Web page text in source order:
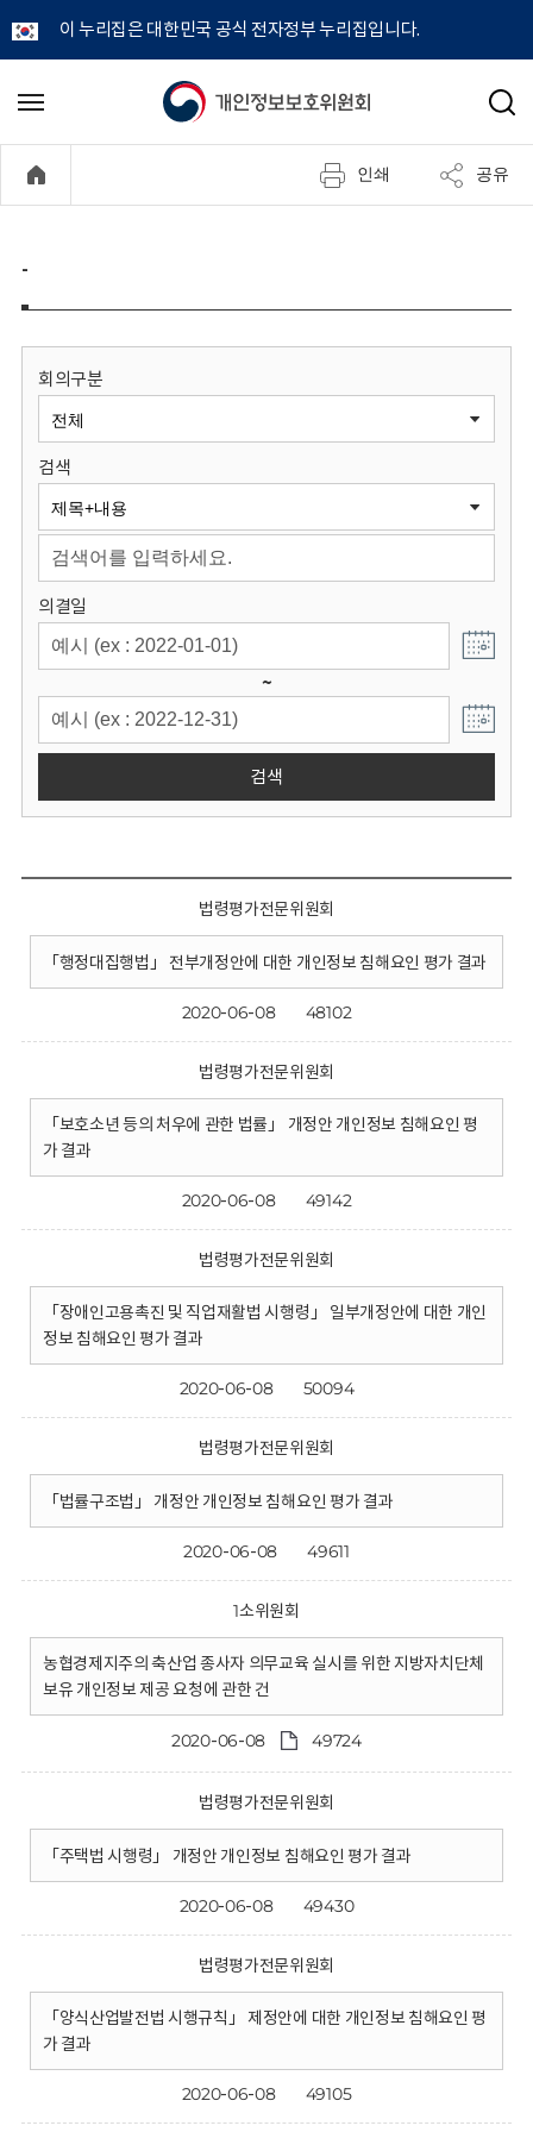
이 누리집은 대한민국 공식 전자정부 누리집입니다.
개
정
보
원
회
메
기
검
인쇄 공유
-
회의구분
검색
의결일
~
검색
법령평가전문위원회
「행정대집행법」 전부개정안에 대한 개인정보 침해요인 평가 결과
2020-06-08 48102
법령평가전문위원회
「보호소년 등의 처우에 관한 법률」 개정안 개인정보 침해요인 평
가 결과
2020-06-08 49142
법령평가전문위원회
「장애인고용촉진 및 직업재활법 시행령」 일부개정안에 대한 개인
정보 침해요인 평가 결과
2020-06-08 50094
법령평가전문위원회
「법률구조법」 개정안 개인정보 침해요인 평가 결과
2020-06-08 49611
1소위원회
농협경제지주의 축산업 종사자 의무교육 실시를 위한 지방자치단체
보유 개인정보 제공 요청에 관한 건
2020-06-08 49724
법령평가전문위원회
「주택법 시행령」 개정안 개인정보 침해요인 평가 결과
2020-06-08 49430
법령평가전문위원회
「양식산업발전법 시행규칙」 제정안에 대한 개인정보 침해요인 평
가 결과
2020-06-08 49105